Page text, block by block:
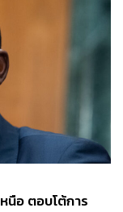
นือ ตอบโต้การ